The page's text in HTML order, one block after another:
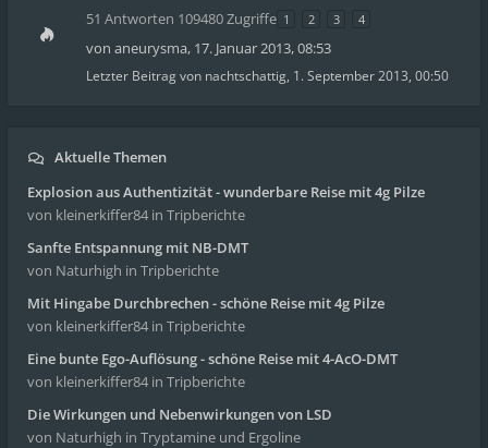
51 Antworten 109480 Zugriffe 1 2 3 4
von aneurysma, 17. Januar 2013, 08:53
Letzter Beitrag von nachtschattig, 1. September 2013, 00:50
Aktuelle Themen
Explosion aus Authentizität - wunderbare Reise mit 4g Pilze
von kleinerkiffer84 in Tripberichte
Sanfte Entspannung mit NB-DMT
von Naturhigh in Tripberichte
Mit Hingabe Durchbrechen - schöne Reise mit 4g Pilze
von kleinerkiffer84 in Tripberichte
Eine bunte Ego-Auflösung - schöne Reise mit 4-AcO-DMT
von kleinerkiffer84 in Tripberichte
Die Wirkungen und Nebenwirkungen von LSD
von Naturhigh in Tryptamine und Ergoline